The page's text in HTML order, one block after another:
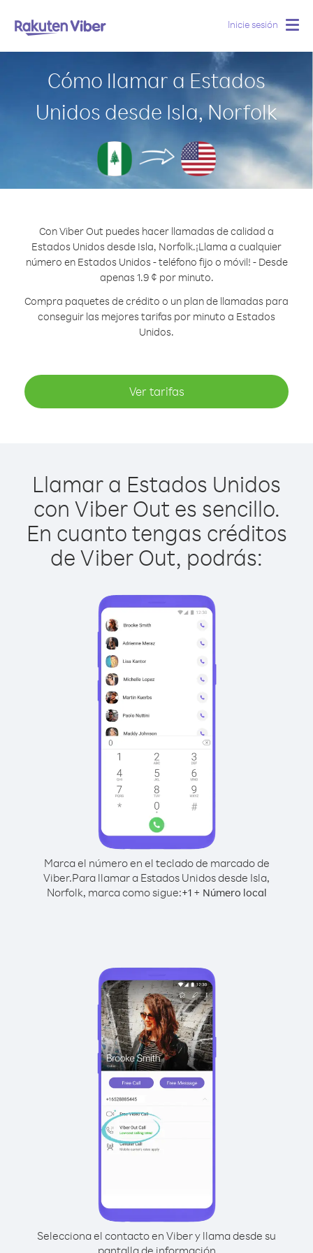
Inicie sesión
Cómo llamar a Estados
Unidos desde Isla, Norfolk
Con Viber Out puedes hacer llamadas de calidad a
Estados Unidos desde Isla, Norfolk.¡Llama a cualquier
número en Estados Unidos - teléfono fijo o móvil! - Desde
apenas 1.9 ¢ por minuto.
Compra paquetes de crédito o un plan de llamadas para
conseguir las mejores tarifas por minuto a Estados
Unidos.
Ver tarifas
Llamar a Estados Unidos
con Viber Out es sencillo.
En cuanto tengas créditos
de Viber Out, podrás:
Marca el número en el teclado de marcado de
Viber.Para llamar a Estados Unidos desde Isla,
Norfolk, marca como sigue:+1+ Número local
Selecciona el contacto en Viber y llama desde su
pantalla de información